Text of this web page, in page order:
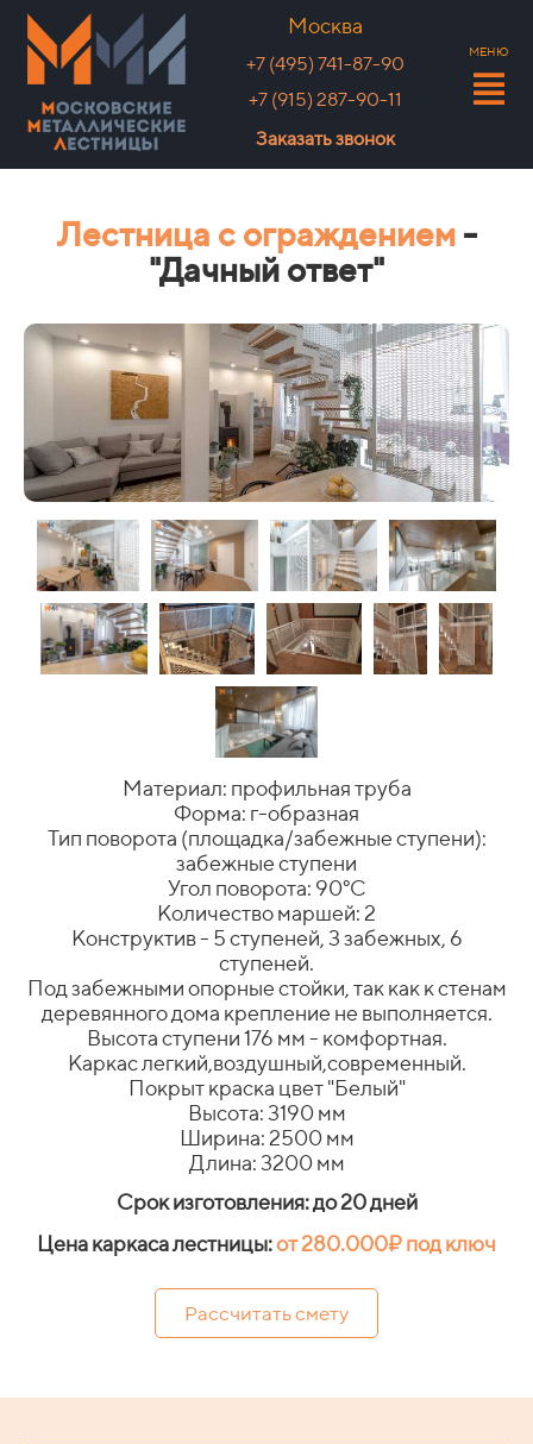
Москва
+7 (495) 741-87-90
+7 (915) 287-90-11
Заказать звонок
МЕНЮ
Лестница с ограждением-
"Дачный ответ"
Материал: профильная труба
Форма: г-образная
Тип поворота (площадка/забежные ступени):
забежные ступени
Угол поворота: 90°C
Количество маршей: 2
Конструктив - 5 ступеней, 3 забежных, 6
ступеней.
Под забежными опорные стойки, так как к стенам
деревянного дома крепление не выполняется.
Высота ступени 176 мм - комфортная.
Каркас легкий,воздушный,современный.
Покрыт краска цвет "Белый"
Высота: 3190 мм
Ширина: 2500 мм
Длина: 3200 мм
Срок изготовления: до 20 дней
Цена каркаса лестницы:от 280.000₽под ключ
Рассчитать смету